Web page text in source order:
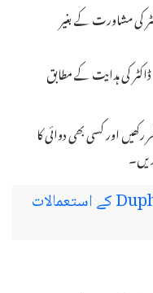
کی مشاورت کے بغیر
کی ہدایت کے مطابق
اور کسی بھی دوائی کا
Duphaston 10 Mg کے استعمالات